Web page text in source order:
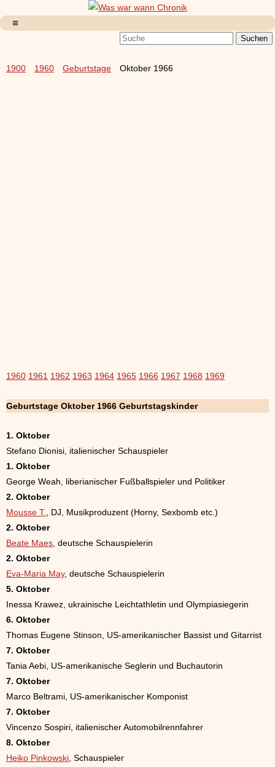
1900 1960 Geburtstage Oktober 1966
1960 1961 1962 1963 1964 1965 1966 1967 1968 1969
Geburtstage Oktober 1966 Geburtstagskinder
1. Oktober
Stefano Dionisi, italienischer Schauspieler
1. Oktober
George Weah, liberianischer Fußballspieler und Politiker
2. Oktober
Mousse T.
, DJ, Musikproduzent (Horny, Sexbomb etc.)
2. Oktober
Beate Maes , deutsche Schauspielerin
2. Oktober
Eva-Maria May, deutsche Schauspielerin
5. Oktober
Inessa Krawez, ukrainische Leichtathletin und Olympiasiegerin
6. Oktober
Thomas Eugene Stinson, US-amerikanischer Bassist und Gitarrist
7. Oktober
Tania Aebi, US-amerikanische Seglerin und Buchautorin
7. Oktober
Marco Beltrami, US-amerikanischer Komponist
7. Oktober
Vincenzo Sospiri, italienischer Automobilrennfahrer
8. Oktober
Heiko Pinkowski , Schauspieler